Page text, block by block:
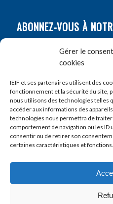
Gérer le
cookies
IEIF et ses partenaires utilisent des
fonctionnement et la sécurité du site,
nous utilisons des technologies telles
accéder aux informations des
technologies nous permettra de
comportement de navigation ou les ID
consentir ou de retirer son
certaines caractéristiques et fonctions.
ABONNEZ-VOUS À
Prénom*
E-mail*